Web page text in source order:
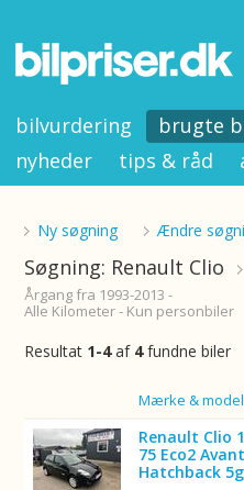
bilvurdering brugte
nyheder
tips & råd
Ny søgning Ændre
Søgning: Renault Clio
Årgang fra 1993-2013 -
Alle Kilometer - Kun personbiler
Resultat 1-4af 4fundne biler
Mærke & model
Renault Clio
75 Eco2
Hatchback